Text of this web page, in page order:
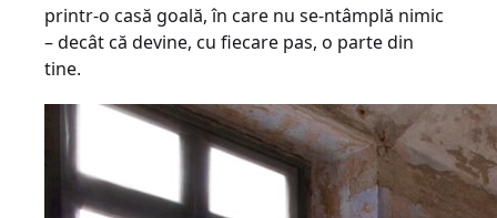
printr-o casă goală, în care nu se-ntâmplă nimic
– decât că devine, cu fiecare pas, o parte din
tine.